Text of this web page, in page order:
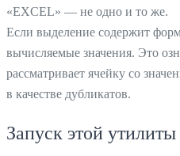
«EXCEL» — не одно и то же.
Если выделение содержит
вычисляемые значения. Это
рассматривает ячейку со
в качестве дубликатов.
Запуск этой утилиты